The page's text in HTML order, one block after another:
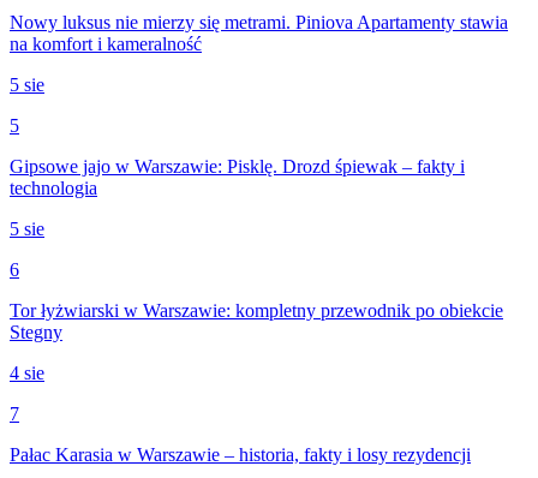
Nowy luksus nie mierzy się metrami. Piniova Apartamenty stawia
na komfort i kameralność
5 sie
5
Gipsowe jajo w Warszawie: Pisklę. Drozd śpiewak – fakty i
technologia
5 sie
6
Tor łyżwiarski w Warszawie: kompletny przewodnik po obiekcie
Stegny
4 sie
7
Pałac Karasia w Warszawie – historia, fakty i losy rezydencji